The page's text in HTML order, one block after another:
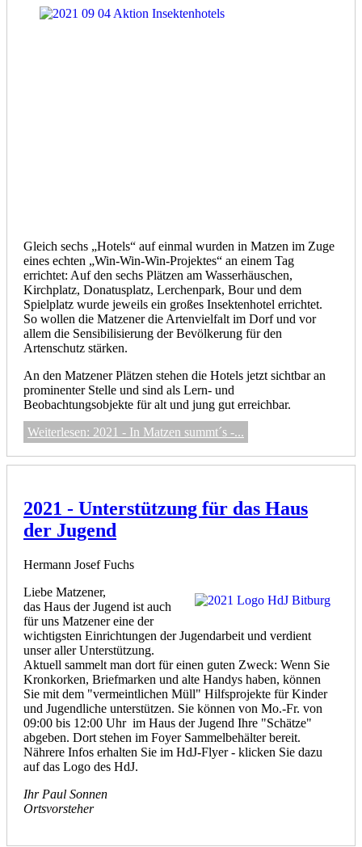
Gleich sechs „Hotels“ auf einmal wurden in Matzen im Zuge
eines echten „Win-Win-Win-Projektes“ an einem Tag
errichtet: Auf den sechs Plätzen am Wasserhäuschen,
Kirchplatz, Donatusplatz, Lerchenpark, Bour und dem
Spielplatz wurde jeweils ein großes Insektenhotel errichtet.
So wollen die Matzener die Artenvielfalt im Dorf und vor
allem die Sensibilisierung der Bevölkerung für den
Artenschutz stärken.
An den Matzener Plätzen stehen die Hotels jetzt sichtbar an
prominenter Stelle und sind als Lern- und
Beobachtungsobjekte für alt und jung gut erreichbar.
Weiterlesen: 2021 - In Matzen summt´s -...
2021 - Unterstützung für das Haus
der Jugend
Hermann Josef Fuchs
Liebe Matzener,
das Haus der Jugend ist auch
für uns Matzener eine der
wichtigsten Einrichtungen der Jugendarbeit und verdient
unser aller Unterstützung.
Aktuell sammelt man dort für einen guten Zweck: Wenn Sie
Kronkorken, Briefmarken und alte Handys haben, können
Sie mit dem "vermeintlichen Müll" Hilfsprojekte für Kinder
und Jugendliche unterstützen. Sie können von Mo.-Fr. von
09:00 bis 12:00 Uhr im Haus der Jugend Ihre "Schätze"
abgeben. Dort stehen im Foyer Sammelbehälter bereit.
Nährere Infos erhalten Sie im HdJ-Flyer - klicken Sie dazu
auf das Logo des HdJ.
Ihr Paul Sonnen
Ortsvorsteher